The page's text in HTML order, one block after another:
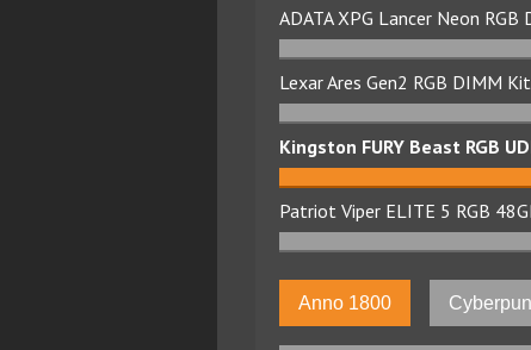
ADATA XPG Lancer Neon
Lexar Ares Gen2 RGB DIMM
Kingston FURY Beast RGB
Patriot Viper ELITE 5 RGB
Anno 1800